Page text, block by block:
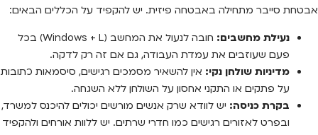
אבטחת סייבר מתחילה באבטחה פיזית. יש להקפיד על הכללים הבאים:
נעילת מחשבים:
חובה לנעול את המחשב (Windows + L) בכל
פעם שעוזבים את עמדת העבודה, גם אם זה רק לדקה.
מדיניות שולחן נקי: אין להשאיר מסמכים רגישים, סיסמאות כתובות
על פתקים או התקני אחסון על השולחן ללא השגחה.
בקרת כניסה: יש לוודא שרק אנשים מורשים יכולים להיכנס למשרד,
ובפרט לאזורים רגישים כמו חדרי שרתים. יש ללוות אורחים ולהקפיד